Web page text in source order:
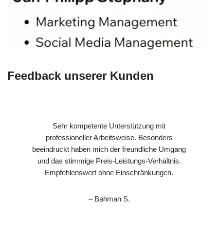
Feedback unserer Kunden
Sehr kompetente Unterstützung mit
professioneller Arbeitsweise. Besonders
beeindruckt haben mich der freundliche Umgang
und das stimmige Preis-Leistungs-Verhältnis.
Empfehlenswert ohne Einschränkungen.
– Bahman S.